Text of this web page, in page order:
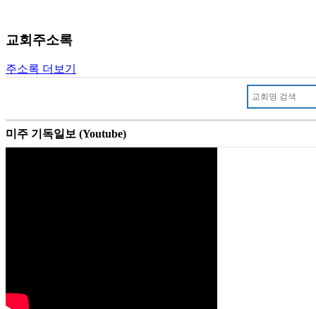
교회주소록
주소록 더보기
미주 기독일보 (Youtube)